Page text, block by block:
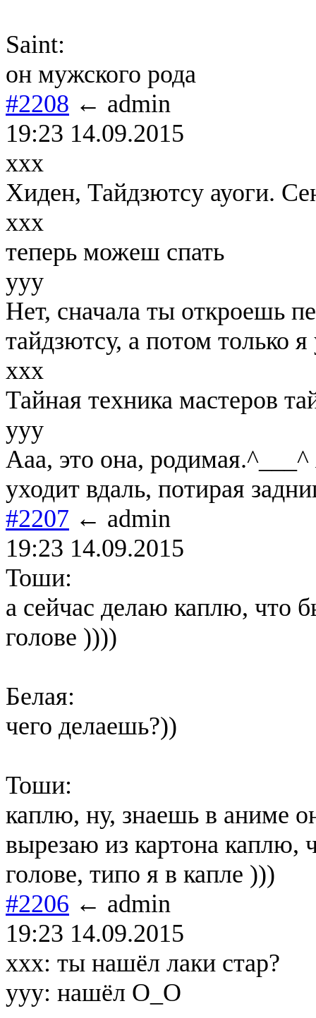
Saint:
он мужского рода
#2208 ← admin
19:23 14.09.2015
ххх
Хиден, Тайдзютсу ауоги.
ххх
теперь можеш спать
yyy
Нет, сначала ты откроешь
тайдзютсу, а потом только я
ххх
Тайная техника мастеров
yyy
Ааа, это она,
уходит вдаль, потирая
#2207 ← admin
19:23 14.09.2015
Тоши:
а сейчас делаю каплю, что
голове ))))
Белая:
чего делаешь?))
Тоши:
каплю, ну, знаешь в аниме
вырезаю из картона каплю,
голове, типо я в капле )))
#2206 ← admin
19:23 14.09.2015
xxx: ты нашёл лаки стар?
yyy: нашёл О_О